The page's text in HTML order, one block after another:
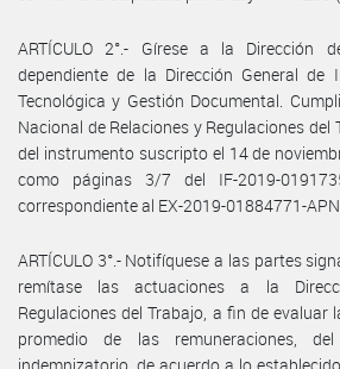
ARTÍCULO 2°.- Gírese a la Dirección
dependiente de la Dirección General de
Tecnológica y Gestión Documental.
Nacional de Relaciones y Regulaciones
del instrumento suscripto el 14 de
como páginas 3/7 del IF-2019-
correspondiente al EX-2019-01884771-
ARTÍCULO 3°.- Notifíquese a las partes
remítase las actuaciones a la
Regulaciones del Trabajo, a fin de evaluar
promedio de las remuneraciones,
indemnizatorio, de acuerdo a lo